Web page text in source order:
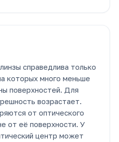
справедлива только
которых много меньше
поверхностей. Для
возрастает.
от оптического
от её поверхности. У
центр может